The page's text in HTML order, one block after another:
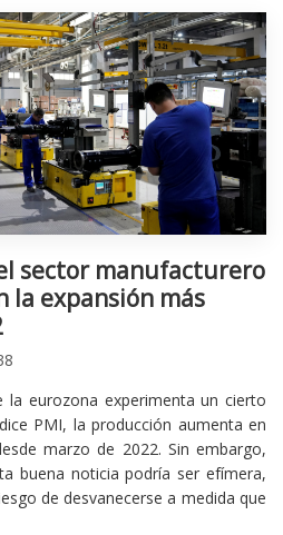
sector manufacturero
la expansión más
la eurozona experimenta un cierto
PMI, la producción aumenta en
marzo de 2022. Sin embargo,
buena noticia podría ser efímera,
de desvanecerse a medida que